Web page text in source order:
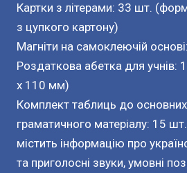
Картки з літерами: 33 шт.
з цупкого картону)
Магніти на самоклеючій
Роздаткова абетка для
x 110 мм)
Комплект таблиць до основних
граматичного матеріалу: 15
містить інформацію про
та приголосні звуки, умовні